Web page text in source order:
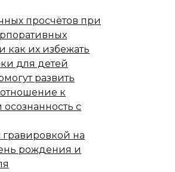
просчётов при
как их избежать
для детей
развить
к
с
на
рождения и